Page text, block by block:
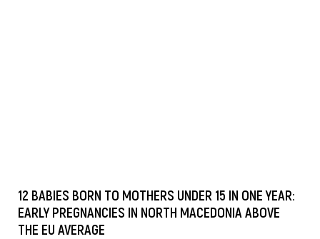
12 BABIES BORN TO MOTHERS UNDER 15 IN ONE YEAR:
EARLY PREGNANCIES IN NORTH MACEDONIA ABOVE
THE EU AVERAGE